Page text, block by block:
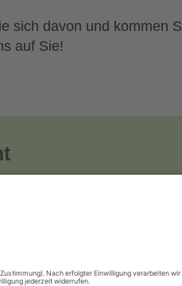
sich davon und kommen
auf Sie!